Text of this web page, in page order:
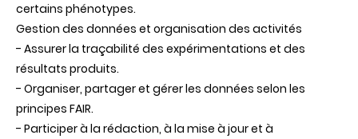
certains phénotypes.
Gestion des données et organisation des activités
- Assurer la traçabilité des expérimentations et des
résultats produits.
- Organiser, partager et gérer les données selon les
principes FAIR.
- Participer à la rédaction, à la mise à jour et à